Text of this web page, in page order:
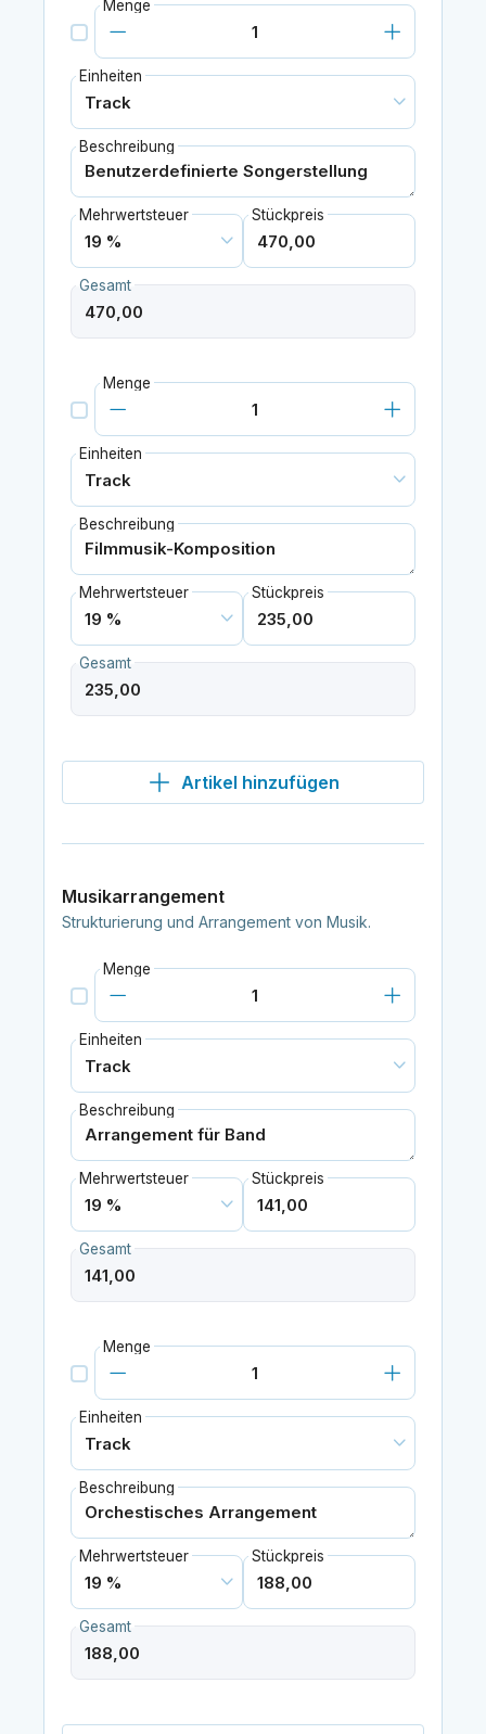
Menge
Einheiten
Beschreibung
Mehrwertsteuer Stückpreis
Gesamt
Menge
Einheiten
Beschreibung
Mehrwertsteuer Stückpreis
Gesamt
Artikel hinzufügen
Musikarrangement
Strukturierung und Arrangement von Musik.
Menge
Einheiten
Beschreibung
Mehrwertsteuer Stückpreis
Gesamt
Menge
Einheiten
Beschreibung
Mehrwertsteuer Stückpreis
Gesamt